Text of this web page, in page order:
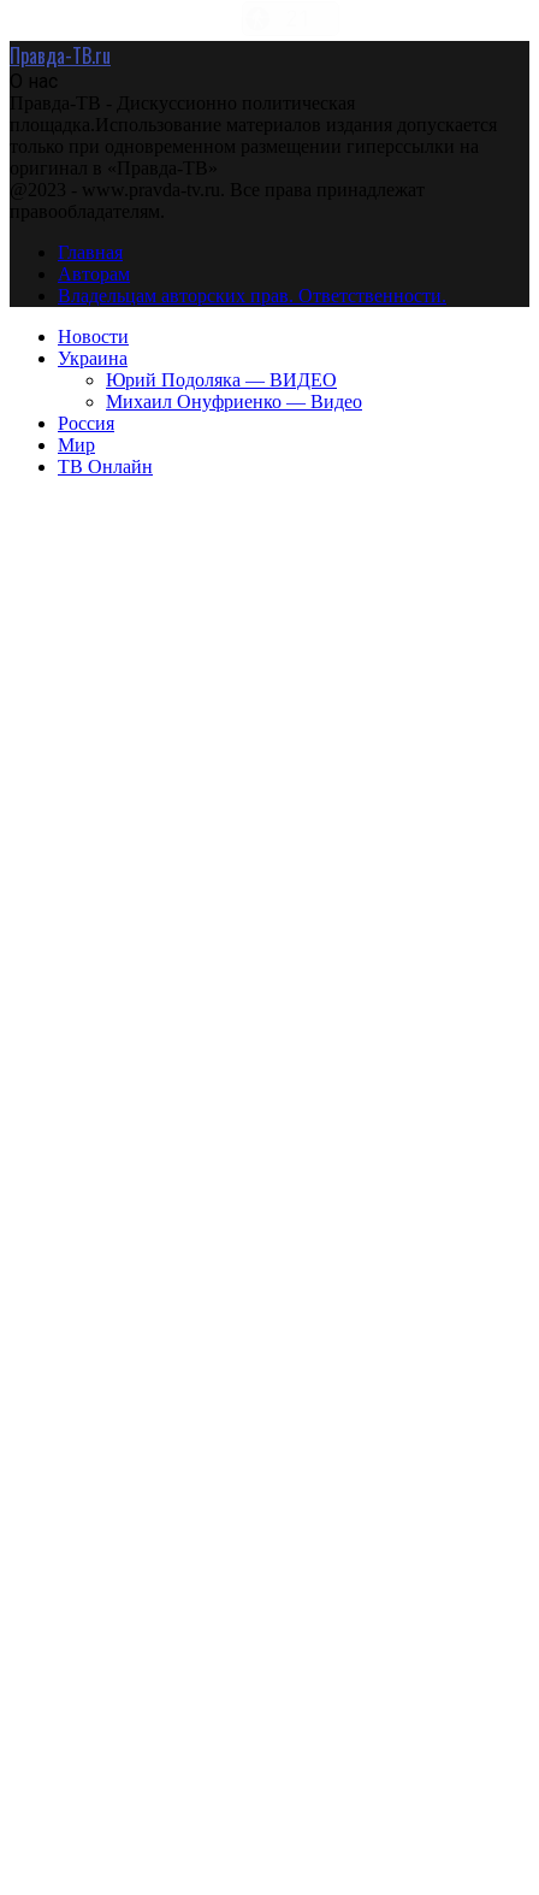
Правда-ТВ.ru
О нас
Правда-ТВ - Дискуссионно политическая
площадка.Использование материалов издания допускается
только при одновременном размещении гиперссылки на
оригинал в «Правда-ТВ»
@2023 - www.pravda-tv.ru. Все права принадлежат
правообладателям.
Главная
Авторам
Владельцам авторских прав. Ответственности.
Новости
Украина
Юрий Подоляка — ВИДЕО
Михаил Онуфриенко — Видео
Россия
Мир
ТВ Онлайн